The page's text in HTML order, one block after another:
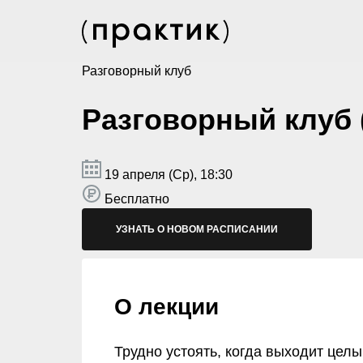
Разговорный клуб
Разговорный клуб
19 апреля (Ср), 18:30
Бесплатно
УЗНАТЬ О НОВОМ РАСПИСАНИИ
О лекции
Трудно устоять, когда выходит